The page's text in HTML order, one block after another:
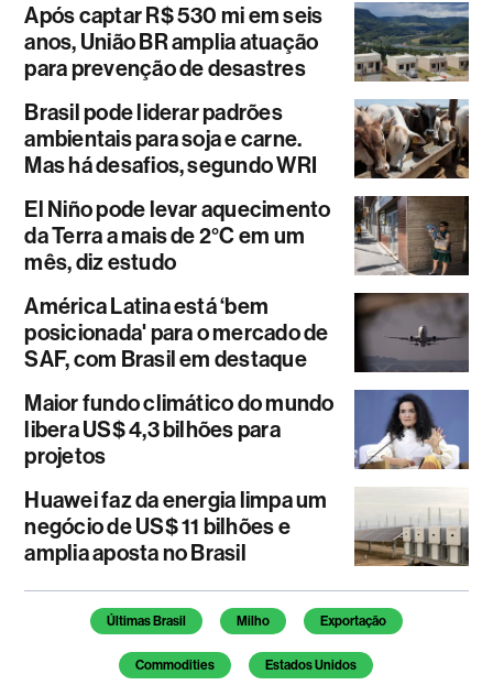
Após captar R$ 530 mi em seis
anos, União BR amplia atuação
para prevenção de desastres
Brasil pode liderar padrões
ambientais para soja e carne.
Mas há desafios, segundo WRI
El Niño pode levar aquecimento
da Terra a mais de 2°C em um
mês, diz estudo
América Latina está ‘bem
posicionada' para o mercado de
SAF, com Brasil em destaque
Maior fundo climático do mundo
libera US$ 4,3 bilhões para
projetos
Huawei faz da energia limpa um
negócio de US$ 11 bilhões e
amplia aposta no Brasil
Temas deste artigo
Últimas Brasil Milho Exportação
Commodities Estados Unidos